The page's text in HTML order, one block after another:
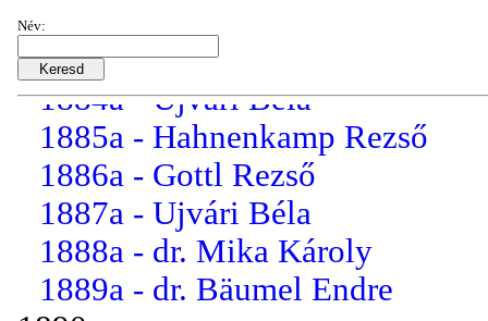
Név:1882a - dr. Filowszki Lajos
1883a - Gottl Rezső
1884a - Ujvári Béla
1885a - Hahnenkamp Rezső
1886a - Gottl Rezső
1887a - Ujvári Béla
1888a - dr. Mika Károly
1889a - dr. Bäumel Endre